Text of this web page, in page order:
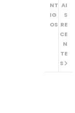
AI
S
RE
CE
N
TE
S
NT
IG
OS